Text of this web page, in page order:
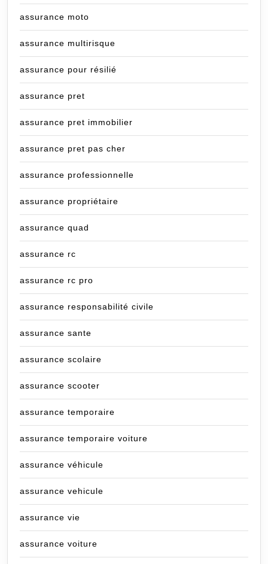
assurance moto
assurance multirisque
assurance pour résilié
assurance pret
assurance pret immobilier
assurance pret pas cher
assurance professionnelle
assurance propriétaire
assurance quad
assurance rc
assurance rc pro
assurance responsabilité civile
assurance sante
assurance scolaire
assurance scooter
assurance temporaire
assurance temporaire voiture
assurance véhicule
assurance vehicule
assurance vie
assurance voiture